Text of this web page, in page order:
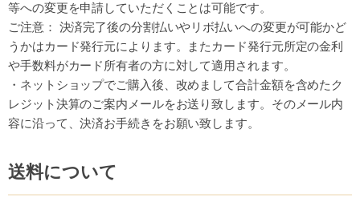
等への変更を申請していただくことは可能です。
ご注意： 決済完了後の分割払いやリボ払いへの変更が可能かど
うかはカード発行元によります。またカード発行元所定の金利
や手数料がカード所有者の方に対して適用されます。
・ネットショップでご購入後、改めまして合計金額を含めたク
レジット決算のご案内メールをお送り致します。そのメール内
容に沿って、決済お手続きをお願い致します。
送料について